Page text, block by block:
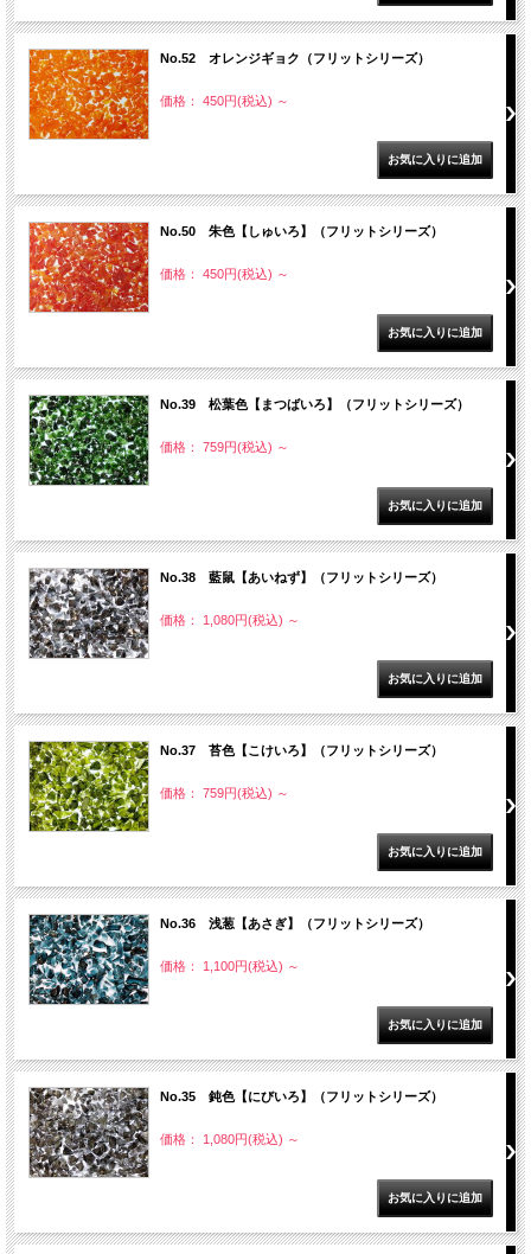
No.52 オレンジギョク（フリットシリーズ）
価格： 450円(税込) ～
No.50 朱色【しゅいろ】（フリットシリーズ）
価格： 450円(税込) ～
No.39 松葉色【まつばいろ】（フリットシリーズ）
価格： 759円(税込) ～
No.38 藍鼠【あいねず】（フリットシリーズ）
価格： 1,080円(税込) ～
No.37 苔色【こけいろ】（フリットシリーズ）
価格： 759円(税込) ～
No.36 浅葱【あさぎ】（フリットシリーズ）
価格： 1,100円(税込) ～
No.35 鈍色【にびいろ】（フリットシリーズ）
価格： 1,080円(税込) ～